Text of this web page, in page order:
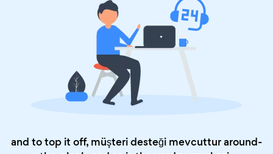
and to top it off, müşteri desteği mevcuttur around-